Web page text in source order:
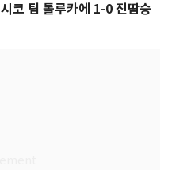
시코 팀 톨루카에 1-0 진땀승